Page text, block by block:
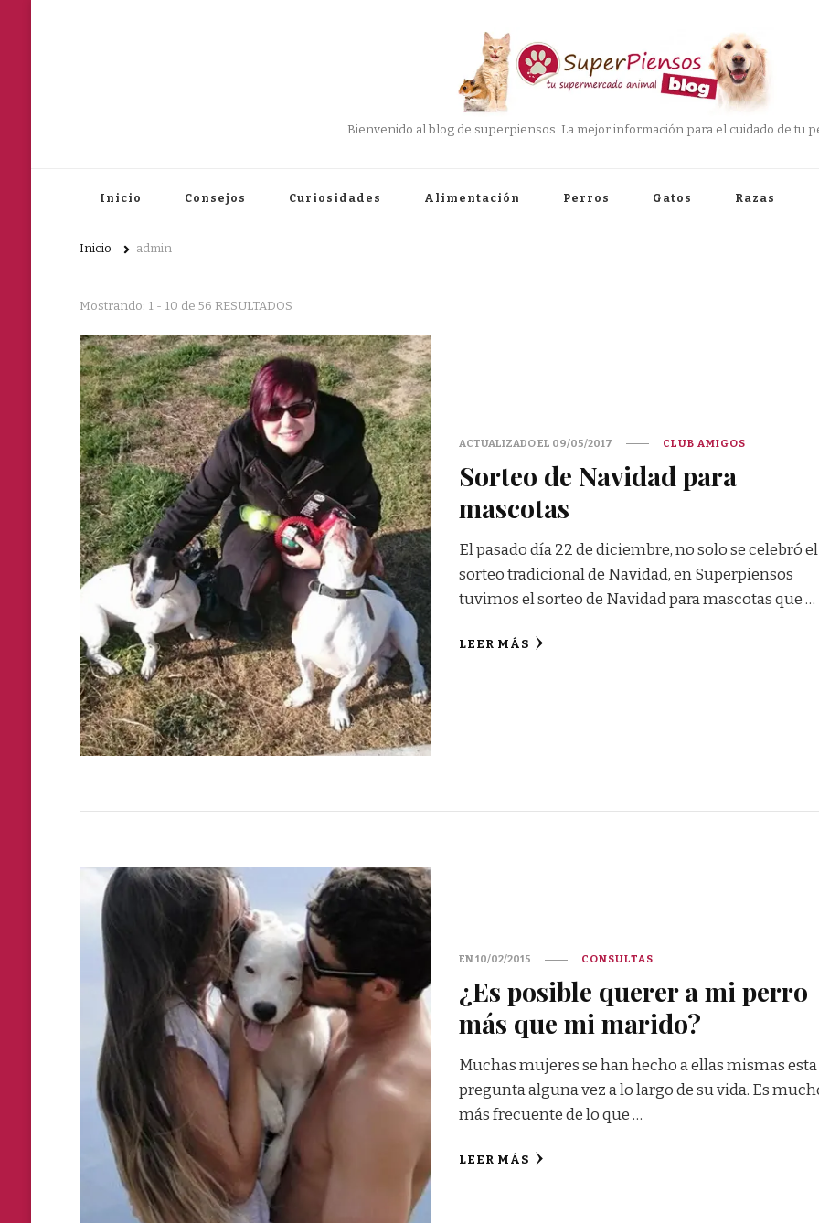
Bienvenido al blog de superpiensos. La mejor información para el cuidado de tu
Inicio Consejos Curiosidades Alimentación Perros Gatos Razas
Inicio admin
Mostrando: 1 - 10 de 56 RESULTADOS
ACTUALIZADO EL 09/05/2017 CLUB AMIGOS
Sorteo de Navidad para
mascotas
El pasado día 22 de diciembre, no solo se celebró el
sorteo tradicional de Navidad, en Superpiensos
tuvimos el sorteo de Navidad para mascotas que …
LEER MÁS
EN10/02/2015 CONSULTAS
¿Es posible querer a mi perro
más que mi marido?
Muchas mujeres se han hecho a ellas mismas esta
pregunta alguna vez a lo largo de su vida. Es
más frecuente de lo que …
LEER MÁS